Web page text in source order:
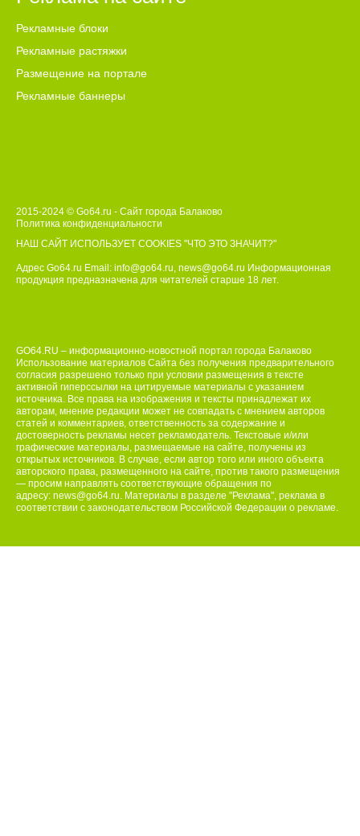
Рекламные блоки
Рекламные растяжки
Размещение на портале
Рекламные баннеры
2015-2024 © Go64.ru - Сайт города Балаково
Политика конфиденциальности
НАШ САЙТ ИСПОЛЬЗУЕТ COOKIES "ЧТО ЭТО ЗНАЧИТ?"
Адрес Go64.ru Email: info@go64.ru, news@go64.ru Информационная
продукция предназначена для читателей старше 18 лет.
GO64.RU – информационно-новостной портал города Балаково
Использование материалов Сайта без получения предварительного
согласия разрешено только при условии размещения в тексте
активной гиперссылки на цитируемые материалы с указанием
источника. Все права на изображения и тексты принадлежат их
авторам, мнение редакции может не совпадать с мнением авторов
статей и комментариев, ответственность за содержание и
достоверность рекламы несет рекламодатель. Текстовые и/или
графические материалы, размещаемые на сайте, получены из
открытых источников. В случае, если автор того или иного объекта
авторского права, размещенного на сайте, против такого размещения
— просим направлять соответствующие обращения по
адресу: news@go64.ru. Материалы в разделе "Реклама", реклама в
соответствии с законодательством Российской Федерации о рекламе.